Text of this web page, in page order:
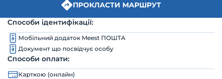
ПРОКЛАСТИ МАРШРУТ
Способи ідентифікації:
Мобільний додаток Meest ПОШТА
Документ що посвідчує особу
Способи оплати:
Карткою (онлайн)